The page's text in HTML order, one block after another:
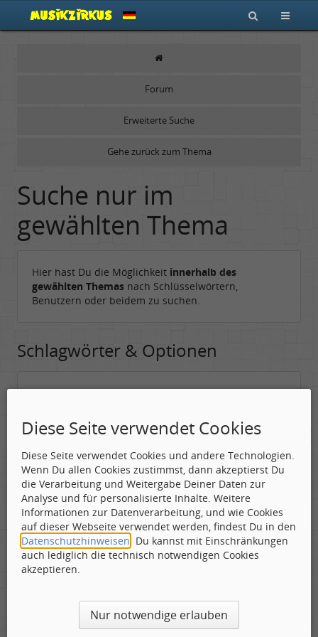
Forum
Erweiterte Suche
Gehe zurück zum Thema
Suche nur im
gewählten Thema
Hier hast Du die Möglichkeit innerhalb des
gewählten Themas nach Schlüsselwörtern,
Benutzern oder beidem zu suchen.
Schlagwörter & Optionen
Suchwörter:
werden soll.
Nach allen angegebenen Begriffen suchen.
Mindestens ein Begriff muss vorhanden sein.
Suche nach Benutzer:
Hier kannst Du (optional) nach einem Benutzer suchen, der den
Beitrag verfasst hat. Du kannst den * als Jokerzeichen benutzen, um
ähnliche Nutzernamen zu finden.
Die Visuelle Bestätigung hilft dabei automatische Spambots
und Scripte von den Diensten dieses Forums abzuhalten.
Derartige Scripte sind normalerweise nicht in der Lage den
Diese Seite verwendet Cookies
Diese Seite verwendet Cookies und andere Technologien.
Wenn Du allen Cookies zustimmst, dann akzeptierst Du
die Verarbeitung und Weitergabe Deiner Daten zur
Analyse und für personalisierte Inhalte. Weitere
Informationen zur Datenverarbeitung, und wie Cookies
auf dieser Webseite verwendet werden, findest Du in den
Datenschutzhinweisen . Du kannst mit Einschränkungen
auch lediglich die technisch notwendigen Cookies
akzeptieren.
Nur notwendige erlauben